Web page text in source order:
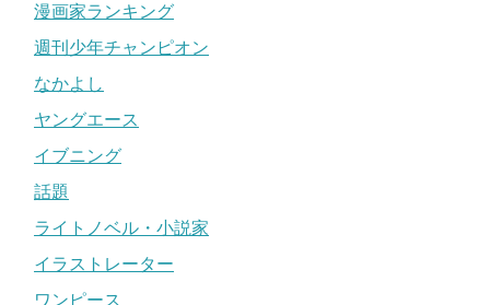
漫画家ランキング
週刊少年チャンピオン
なかよし
ヤングエース
イブニング
話題
ライトノベル・小説家
イラストレーター
ワンピース